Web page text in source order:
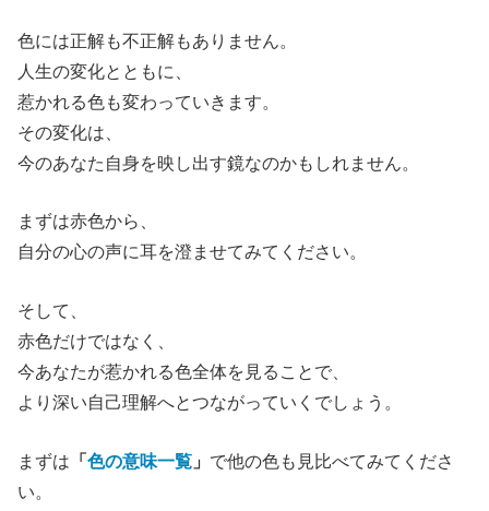
色には正解も不正解もありません。
人生の変化とともに、
惹かれる色も変わっていきます。
その変化は、
今のあなた自身を映し出す鏡なのかもしれません。
まずは赤色から、
自分の心の声に耳を澄ませてみてください。
そして、
赤色だけではなく、
今あなたが惹かれる色全体を見ることで、
より深い自己理解へとつながっていくでしょう。
まずは 「 色の意味一覧 」 で他の色も見比べてみてくださ
い。